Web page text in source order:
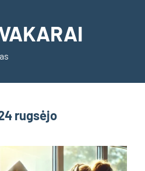
rugsėjo